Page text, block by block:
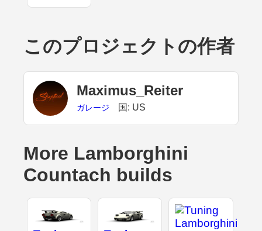
このプロジェクトの作者
Maximus_Reiter
ガレージ 国: US
More Lamborghini
Countach builds